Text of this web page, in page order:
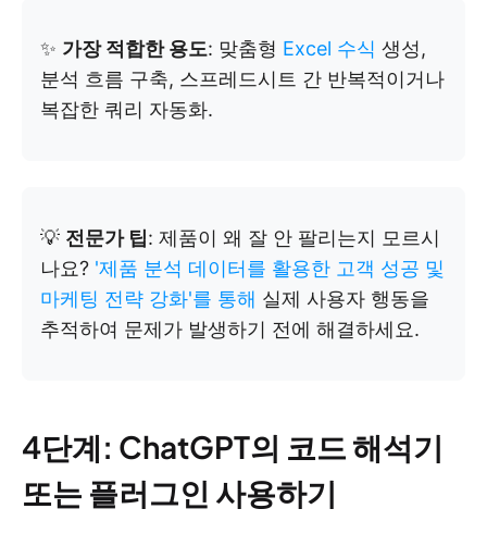
✨ 가장 적합한 용도: 맞춤형 Excel 수식 생성,
분석 흐름 구축, 스프레드시트 간 반복적이거나
복잡한 쿼리 자동화.
💡 전문가 팁: 제품이 왜 잘 안 팔리는지 모르시
나요? '제품 분석 데이터를 활용한 고객 성공 및
마케팅 전략 강화'를 통해 실제 사용자 행동을
추적하여 문제가 발생하기 전에 해결하세요.
4단계: ChatGPT의 코드 해석기
또는 플러그인 사용하기